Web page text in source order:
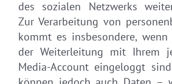
des sozialen Netzwerks
Zur Verarbeitung von
kommt es insbesondere,
der Weiterleitung mit Ihrem
Media-Account eingeloggt